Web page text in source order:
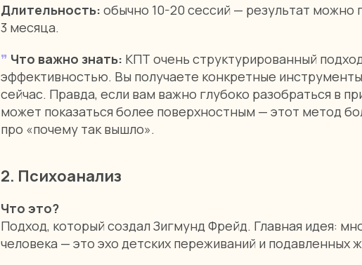
Длительность: обычно 10-20 сессий — результат можно
3 месяца.
❞ Что важно знать: КПТ очень структурированный
эффективностью. Вы получаете конкретные
сейчас. Правда, если вам важно глубоко разобраться в
может показаться более поверхностным — этот метод
про «почему так вышло».
2. Психоанализ
Что это?
Подход, который создал Зигмунд Фрейд. Главная идея:
человека — это эхо детских переживаний и подавленных